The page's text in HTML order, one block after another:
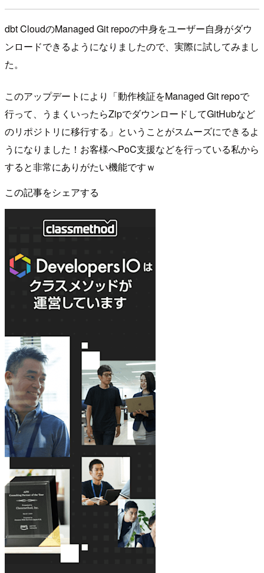
dbt CloudのManaged Git repoの中身をユーザー自身がダウ
ンロードできるようになりましたので、実際に試してみまし
た。
このアップデートにより「動作検証をManaged Git repoで
行って、うまくいったらZipでダウンロードしてGitHubなど
のリポジトリに移行する」ということがスムーズにできるよ
うになりました！お客様へPoC支援などを行っている私から
すると非常にありがたい機能ですｗ
この記事をシェアする